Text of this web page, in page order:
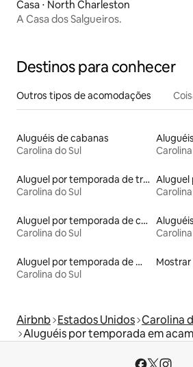
Casa ⋅ North Charleston
A Casa dos Salgueiros.
Destinos para conhecer
Outros tipos de acomodações
Aluguéis de cabanas
Carolina do Sul
Aluguel por temporada de trailers
Carolina do Sul
Aluguel por temporada de casas arredondadas
Carolina do Sul
Aluguel por temporada de microcasas
Carolina do Sul
Mostrar
Airbnb Estados Unidos Carolina
Aluguéis por temporada em